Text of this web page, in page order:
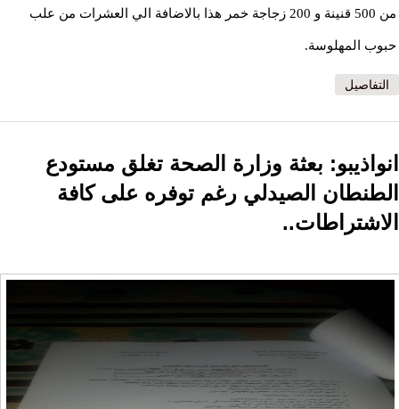
من 500 قنينة و 200 زجاجة خمر هذا بالاضافة الي العشرات من علب
حبوب المهلوسة.
التفاصيل
انواذيبو: بعثة وزارة الصحة تغلق مستودع
الطنطان الصيدلي رغم توفره على كافة
الاشتراطات..